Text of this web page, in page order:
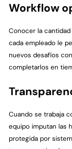
Workflow
Conocer la
cada empleado le
nuevos desafíos
completarlos en
Cuando se trabaja
equipo imputan las
protegida por